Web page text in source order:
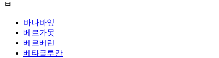
ㅂ
바나바잎
베르가못
베르베린
베타글루칸